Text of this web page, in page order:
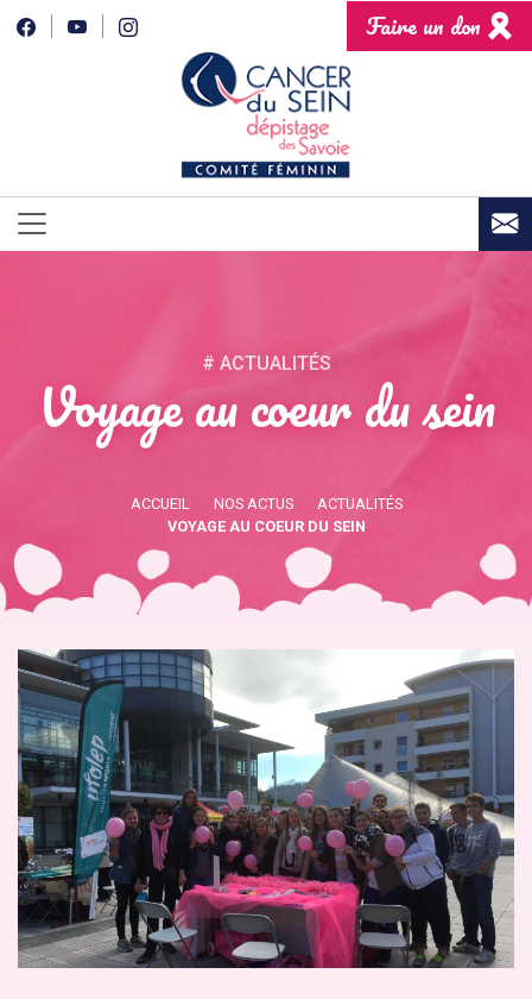
Faire un don
# ACTUALITÉS
Voyage au coeur du sein
ACCUEIL NOS ACTUS
ACTUALITÉS
VOYAGE AU COEUR DU SEIN